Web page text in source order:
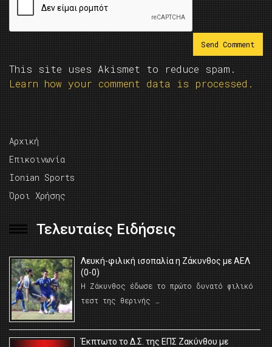
This site uses Akismet to reduce spam.
Learn how your comment data is processed.
Αρχική
Επικοινωνία
Ionian Sports
Όροι Χρήσης
Τελευταίες Ειδήσεις
Λευκή-φιλική ισοπαλία η Ζάκυνθος με ΑΕΛ
(0-0)
Η Ζάκυνθος έδωσε το πρώτο δυνατό φιλικό
τεστ της θερινής …
Έκπτωτο το Δ.Σ. της ΕΠΣ Ζακύνθου με